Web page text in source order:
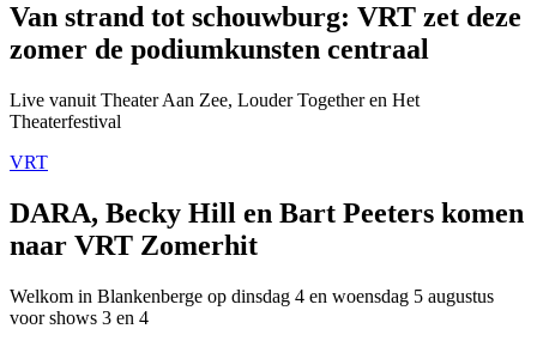
Van strand tot schouwburg: VRT zet deze
zomer de podiumkunsten centraal
Live vanuit Theater Aan Zee, Louder Together en Het
Theaterfestival
VRT
DARA, Becky Hill en Bart Peeters komen
naar VRT Zomerhit
Welkom in Blankenberge op dinsdag 4 en woensdag 5 augustus
voor shows 3 en 4